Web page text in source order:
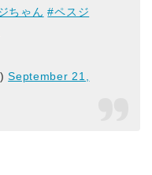
ちゃん #ペスジ
September 21,